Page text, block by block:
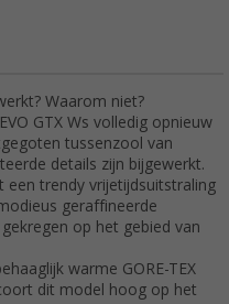
Waarom niet?
GTX Ws volledig opnieuw
tussenzool van
details zijn bijgewerkt.
een trendy vrijetijdsuitstraling
geraffineerde
op het gebied van
warme GORE-TEX
dit model hoog op het